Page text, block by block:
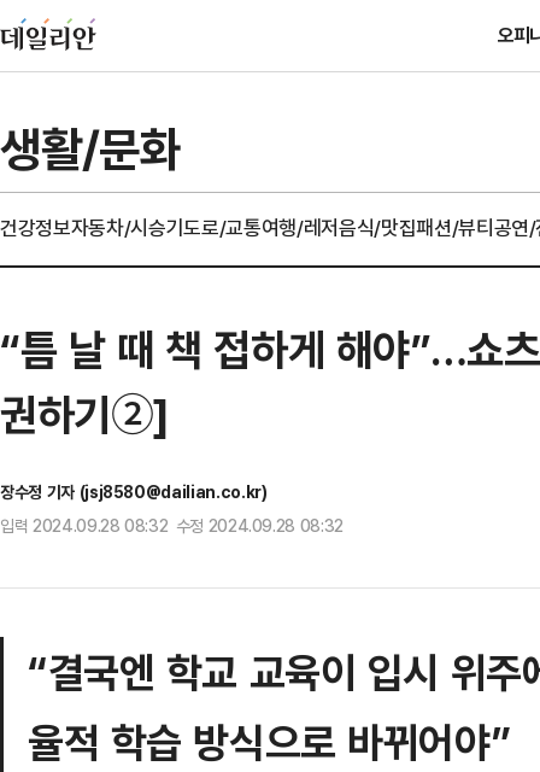
오피
생활/문화
건강정보자동차/시승기도로/교통여행/레저음식/맛집패션/뷰티공연
“틈 날 때 책 접하게 해야”…쇼
권하기②]
장수정 기자 (jsj8580@dailian.co.kr)
입력 2024.09.28 08:32 수정 2024.09.28 08:32
“결국엔 학교 교육이 입시 위
율적 학습 방식으로 바뀌어야”